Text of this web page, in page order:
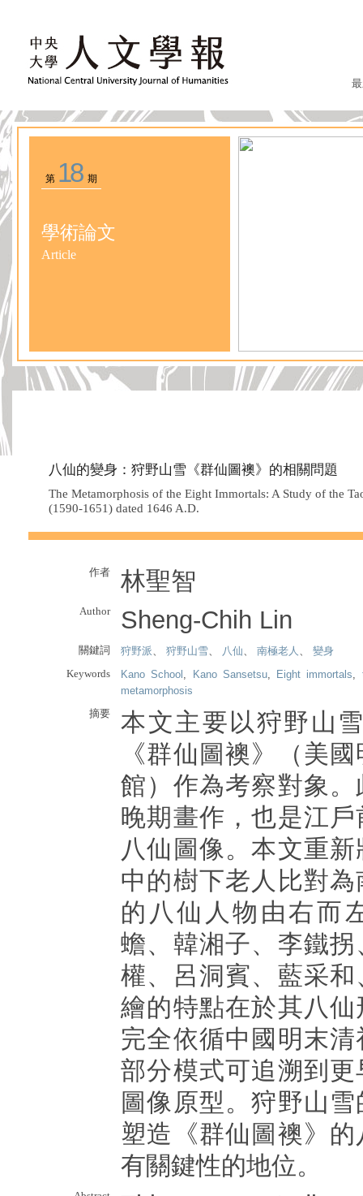
第 18期
學術論文
Article
八仙的變身：狩野山雪《群仙圖襖》的相關問題
The Metamorphosis of the Eight Immortals: A Study of the
(1590-1651) dated 1646 A.D.
作者 林聖智
Author Sheng-Chih Lin
關鍵詞 狩野派、 狩野山雪、 八仙、 南極老人 、 變身
Keywords
Kano School , Kano Sansetsu, Eight immortals,
metamorphosis
摘要
本文主要以狩野山
《群仙圖襖》（美
館）作為考察對象
晚期畫作，也是江
八仙圖像。本文重
中的樹下老人比對
的八仙人物由右而
蟾、韓湘子、李鐵
權、呂洞賓、藍采
繪的特點在於其八
完全依循中國明末
部分模式可追溯到
圖像原型。狩野山
塑造《群仙圖襖》
有關鍵性的地位。